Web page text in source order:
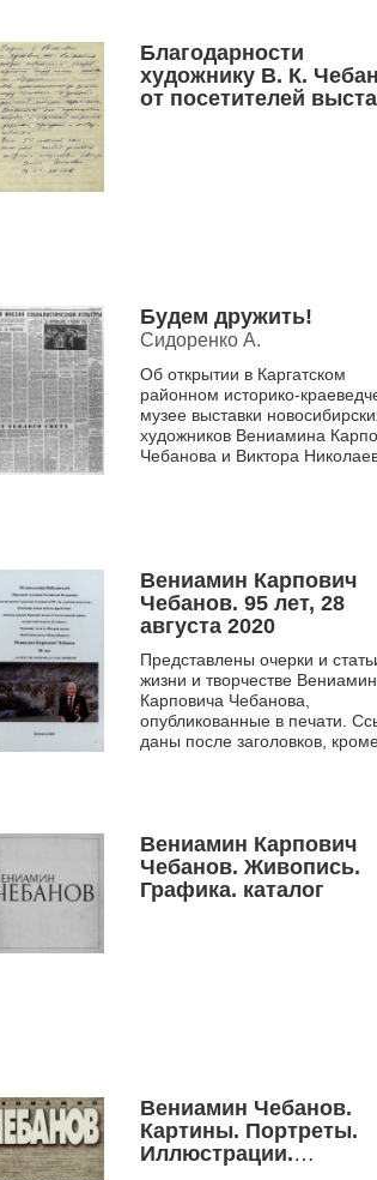
Благодарности
художнику В. К.
от посетителей
Будем дружить!
Сидоренко А.
Об открытии в Каргатском
районном историко-
музее выставки
художников Вениамина
Чебанова и Виктора
Вениамин Карпович
Чебанов. 95 лет, 28
августа 2020
Представлены очерки и
жизни и творчестве
Карповича Чебанова,
опубликованные в печати.
даны после заголовков,
Вениамин Карпович
Чебанов. Живопись.
Графика. каталог
Вениамин Чебанов.
Картины. Портреты.
Иллюстрации.